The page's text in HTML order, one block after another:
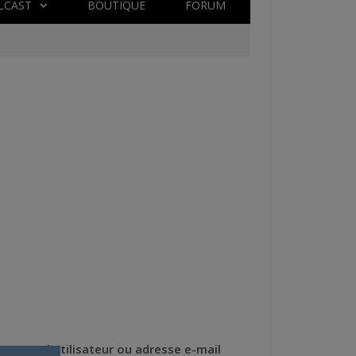
BOUTIQUE FORUM
Nom d'utilisateur ou adresse e-mail